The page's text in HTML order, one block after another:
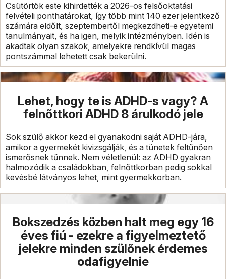
Csütörtök este kihirdették a 2026-os felsőoktatási
felvételi ponthatárokat, így több mint 140 ezer jelentkező
számára eldőlt, szeptembertől megkezdheti-e egyetemi
tanulmányait, és ha igen, melyik intézményben. Idén is
akadtak olyan szakok, amelyekre rendkívül magas
pontszámmal lehetett csak bekerülni.
Lehet, hogy te is ADHD-s vagy? A
felnőttkori ADHD 8 árulkodó jele
Sok szülő akkor kezd el gyanakodni saját ADHD-jára,
amikor a gyermekét kivizsgálják, és a tünetek feltűnően
ismerősnek tűnnek. Nem véletlenül: az ADHD gyakran
halmozódik a családokban, felnőttkorban pedig sokkal
kevésbé látványos lehet, mint gyermekkorban.
Bokszedzés közben halt meg egy 16
éves fiú - ezekre a figyelmeztető
jelekre minden szülőnek érdemes
odafigyelnie